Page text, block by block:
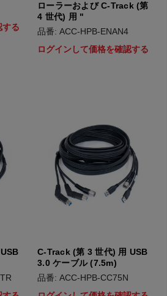
する
ローラーおよび C-Track (第
4 世代) 用 "
品番: ACC-HPB-ENAN4
ログインして価格を確認する
C-Track (第 3 世代) 用 USB
3.0 ケーブル (7.5m)
品番: ACC-HPB-CC75N